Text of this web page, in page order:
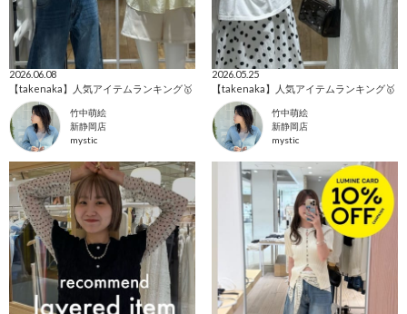
2026.06.08
【takenaka】人気アイテムランキング🥇
竹中萌絵
新静岡店
mystic
2026.05.25
【takenaka】人気アイテムランキング🥇
竹中萌絵
新静岡店
mystic